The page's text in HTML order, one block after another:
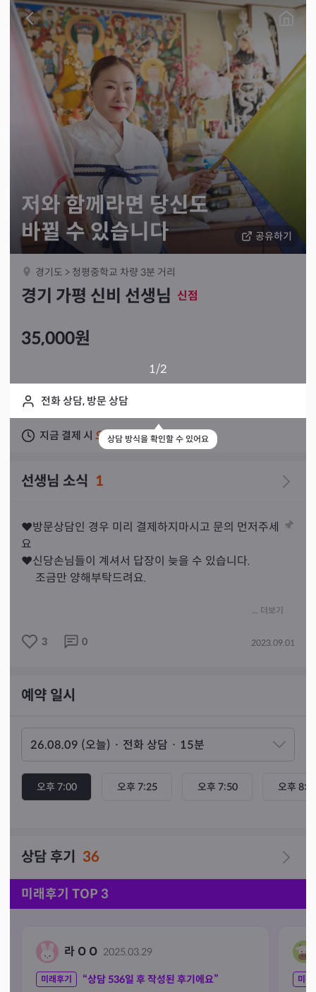
공유하기
저와 함께라면 당신도
바뀔 수 있습니다
경기도 > 청평중학교 차량 3분 거리
경기 가평 신비 선생님 신점
35,000원
1/2
전화 상담, 방문 상담
상담 방식을 확인할 수 있어요
지금 결제 시 오늘상담 가능
선생님 소식 1
❤️방문상담인 경우 미리 결제하지마시고 문의 먼저주세
요
❤️신당손님들이 계셔서 답장이 늦을 수 있습니다.
⭐️기도초-소원하는 바 이루어질 수 있도록
❤️좋은 긍정공수만 드릴수 없는 점 양해바랍니다.
... 더보기
3 0 2023.09.01
예약 일시
오후 7:00 오후 7:25 오후 7:50 오후
상담 후기 36
미래후기 TOP 3
라 O O 2025.03.29
미래후기 “상담 536일 후 작성된 후기에요” 미래